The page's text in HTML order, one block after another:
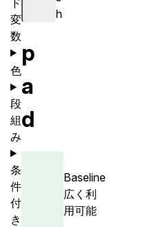
h
p
a
d
Baseline
広く利
用可能
ド
変
数
色
段
組
み
条
件
付
き